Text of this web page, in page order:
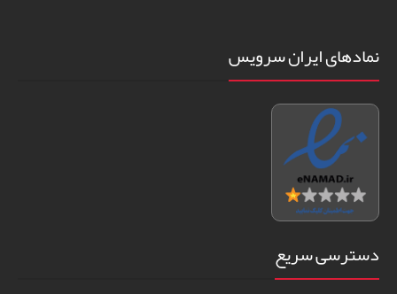
نمادهای ایران سرویس
دسترسی سریع